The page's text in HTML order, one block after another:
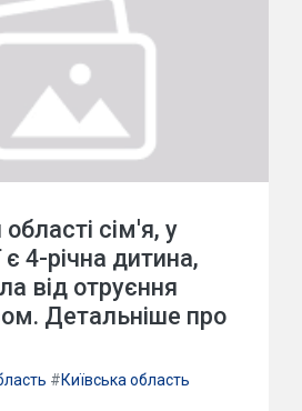
сім'я, у
є 4-річна дитина,
від отруєння
Детальніше про
#Київська область